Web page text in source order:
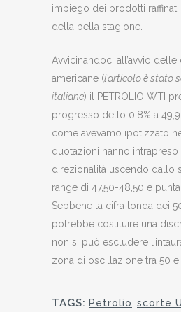
impiego dei prodotti
della bella stagione.
Avvicinandoci all’avvio delle
americane (l’articolo è stato
italiane) il PETROLIO WTI
progresso dello 0,8% a
come avevamo ipotizzato
quotazioni hanno intrapreso
direzionalità uscendo dallo
range di 47,50-48,50 e
Sebbene la cifra tonda dei
potrebbe costituire una
non si può escludere
zona di oscillazione tra 50
TAGS: Petrolio scorte